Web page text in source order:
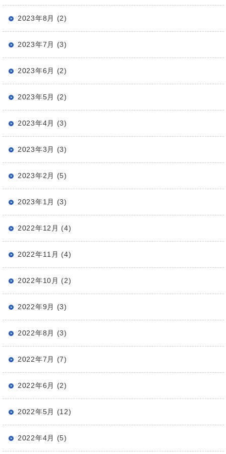
2023年8月 (2)
2023年7月 (3)
2023年6月 (2)
2023年5月 (2)
2023年4月 (3)
2023年3月 (3)
2023年2月 (5)
2023年1月 (3)
2022年12月 (4)
2022年11月 (4)
2022年10月 (2)
2022年9月 (3)
2022年8月 (3)
2022年7月 (7)
2022年6月 (2)
2022年5月 (12)
2022年4月 (5)